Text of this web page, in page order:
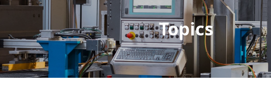
Topics